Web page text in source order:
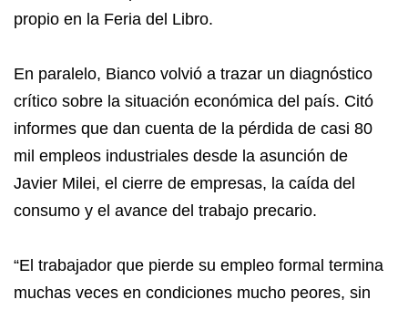
propio en la Feria del Libro.
En paralelo, Bianco volvió a trazar un diagnóstico
crítico sobre la situación económica del país. Citó
informes que dan cuenta de la pérdida de casi 80
mil empleos industriales desde la asunción de
Javier Milei, el cierre de empresas, la caída del
consumo y el avance del trabajo precario.
“El trabajador que pierde su empleo formal termina
muchas veces en condiciones mucho peores, sin